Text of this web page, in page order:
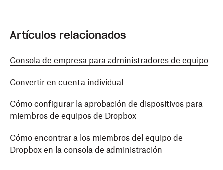
TocaEliminar.
Para quitar por completo la clave de acceso,
dispositivo. Los pasos pueden variar según tu
Artículos relacionados
Consola de empresa para administradores de equipo
Convertir en cuenta individual
Cómo configurar la aprobación de dispositivos para
miembros de equipos de Dropbox
Cómo encontrar a los miembros del equipo de
Dropbox en la consola de administración